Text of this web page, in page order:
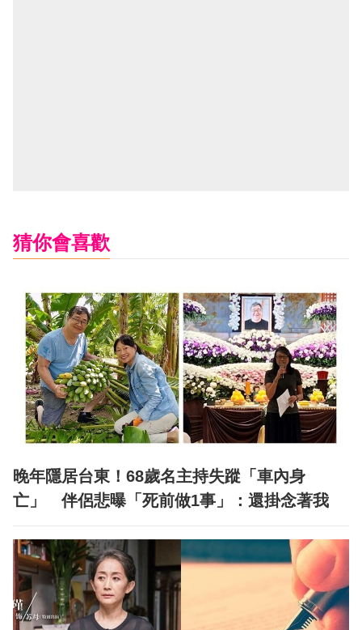
猜你會喜歡
晚年隱居台東！68歲名主持失蹤「車內身
亡」 伴侶悲曝「死前做1事」：還掛念著我